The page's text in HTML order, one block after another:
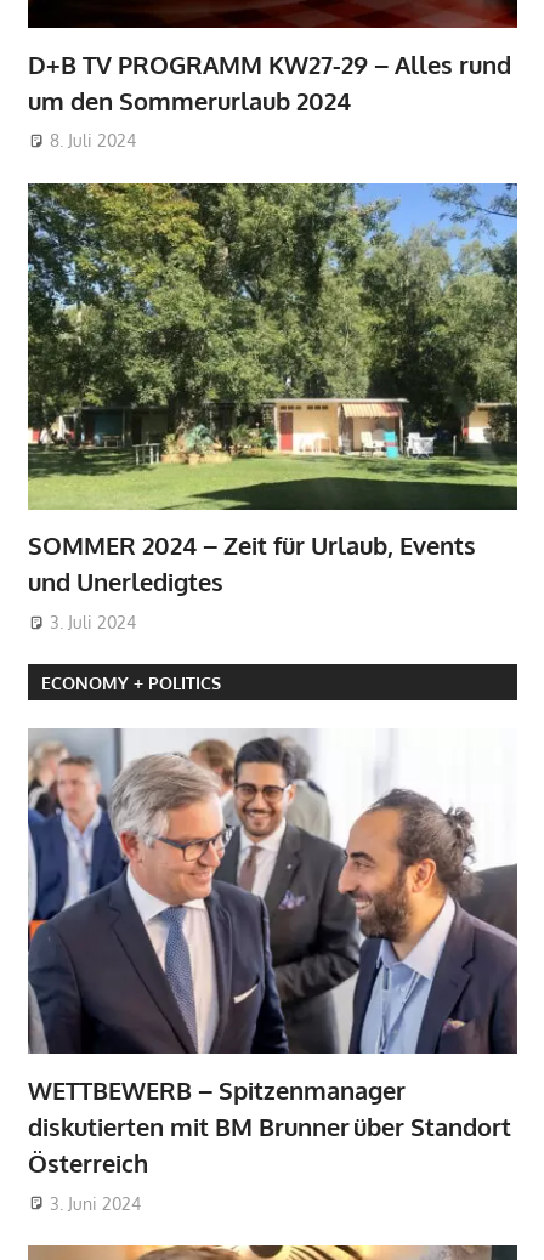
D+B TV PROGRAMM KW27-29 – Alles rund
um den Sommerurlaub 2024
8. Juli 2024
SOMMER 2024 – Zeit für Urlaub, Events
und Unerledigtes
3. Juli 2024
ECONOMY + POLITICS
WETTBEWERB – Spitzenmanager
diskutierten mit BM Brunner über Standort
Österreich
3. Juni 2024